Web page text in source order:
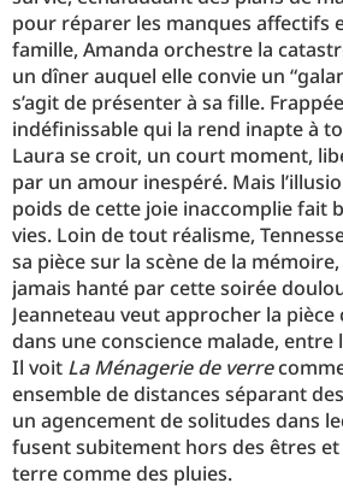
pour réparer les manques affectifs
famille, Amanda orchestre la
un dîner auquel elle convie un
s’agit de présenter à sa fille.
indéfinissable qui la rend inapte à
Laura se croit, un court moment,
par un amour inespéré. Mais
poids de cette joie inaccomplie fait
vies. Loin de tout réalisme,
sa pièce sur la scène de la mémoire,
jamais hanté par cette soirée
Jeanneteau veut approcher la
dans une conscience malade, entre
Il voit La Ménagerie de verre
ensemble de distances séparant
un agencement de solitudes dans
fusent subitement hors des êtres et
terre comme des pluies.